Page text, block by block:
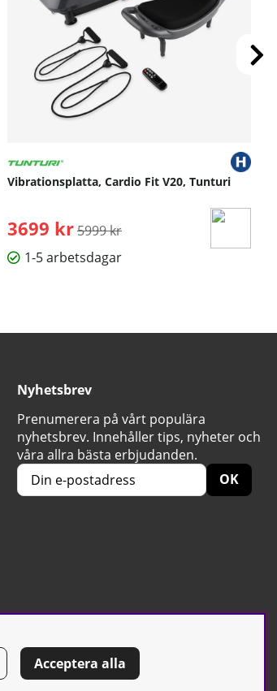
Vibrationsplatta, Cardio Fit V20, Tunturi
3699 kr Ordinarie pris:
5999 kr
1-5 arbetsdagar
Nyhetsbrev
Prenumerera på vårt populära
nyhetsbrev. Innehåller tips, nyheter och
våra allra bästa erbjudanden.
OK
Acceptera alla